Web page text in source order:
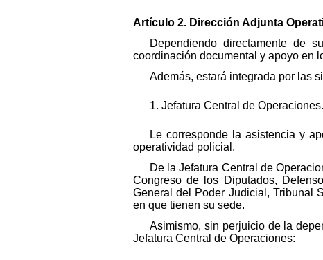
Artículo 2. Dirección Adjunta
Dependiendo directamente de
coordinación documental y apoyo en
Además, estará integrada por las
1. Jefatura Central de Operaciones.
Le corresponde la asistencia y
operatividad policial.
De la Jefatura Central de
Congreso de los Diputados,
General del Poder Judicial, Tribunal
en que tienen su sede.
Asimismo, sin perjuicio de la
Jefatura Central de Operaciones: